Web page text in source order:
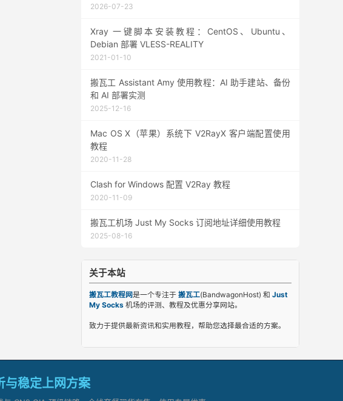
2026-07-23
Xray 一键脚本安装教程：CentOS、Ubuntu、
Debian 部署 VLESS-REALITY
2021-01-10
搬瓦工 Assistant Amy 使用教程：AI 助手建站、备份
和 AI 部署实测
2025-12-16
Mac OS X（苹果）系统下 V2RayX 客户端配置使用
教程
2020-11-28
Clash for Windows 配置 V2Ray 教程
2020-11-09
搬瓦工机场 Just My Socks 订阅地址详细使用教程
2025-08-16
关于本站
搬瓦工教程网是一个专注于 搬瓦工(BandwagonHost) 和 Just
My Socks 机场的评测、教程及优惠分享网站。
致力于提供最新资讯和实用教程，帮助您选择最合适的方案。
稳定上网方案